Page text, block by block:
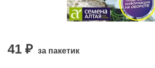
41 ₽ за пакетик